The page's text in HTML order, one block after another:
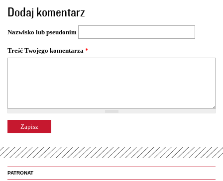
r
o
n
y
Dodaj komentarz
Nazwisko lub pseudonim
Treść Twojego komentarza *
PATRONAT